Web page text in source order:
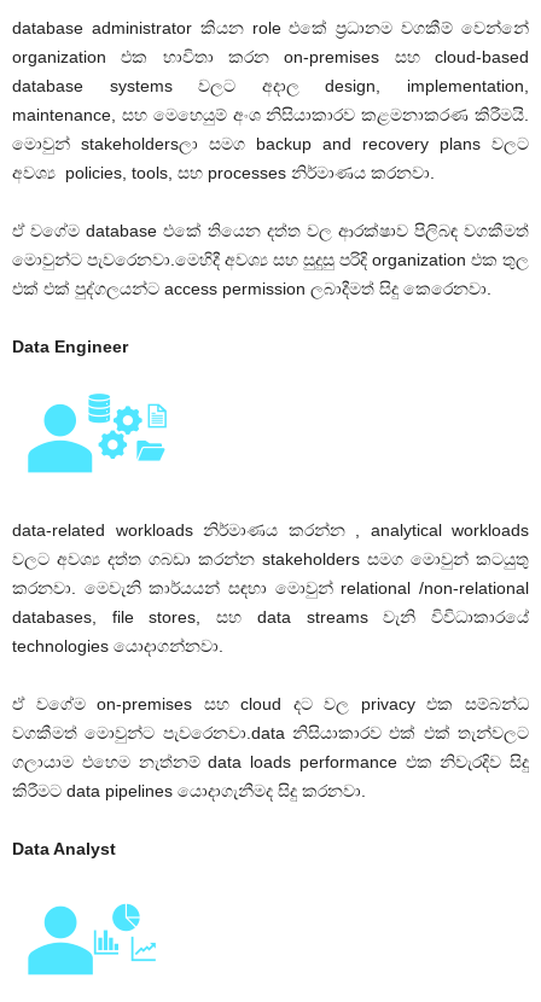
database administrator කියන role එකේ ප්‍රධානම වගකීම් වෙන්නේ
organization එක භාවිතා කරන on-premises සහ cloud-based
database systems වලට අදාල design, implementation,
maintenance, සහ මෙහෙයුම් අංශ නිසියාකාරව කළමනාකරණ කිරීමයි.
මොවුන් stakeholdersලා සමග backup and recovery plans වලට
අවශ්‍ය policies, tools, සහ processes නිර්මාණය කරනවා.
ඒ වගේම database එකේ තියෙන දත්ත වල ආරක්ෂාව පිලිබඳ වගකීමත්
මොවුන්ට පැවරෙනවා.මෙහිදී අවශ්‍ය සහ සුදුසු පරිදි organization එක තුල
එක් එක් පුද්ගලයන්ට access permission ලබාදීමත් සිදු කෙරෙනවා.
Data Engineer
data-related workloads නිර්මාණය කරන්න , analytical workloads
වලට අවශ්‍ය දත්ත ගබඩා කරන්න stakeholders සමග මොවුන් කටයුතු
කරනවා. මෙවැනි කාර්යයන් සඳහා මොවුන් relational /non-relational
databases, file stores, සහ data streams වැනි විවිධාකාරයේ
technologies යොදාගන්නවා.
ඒ වගේම on-premises සහ cloud දට වල privacy එක සම්බන්ධ
වගකීමත් මොවුන්ට පැවරෙනවා.data නිසියාකාරව එක් එක් තැන්වලට
ගලායාම එහෙම නැත්නම් data loads performance එක නිවැරදිව සිදු
කිරීමට data pipelines යොදාගැනීමද සිදු කරනවා.
Data Analyst